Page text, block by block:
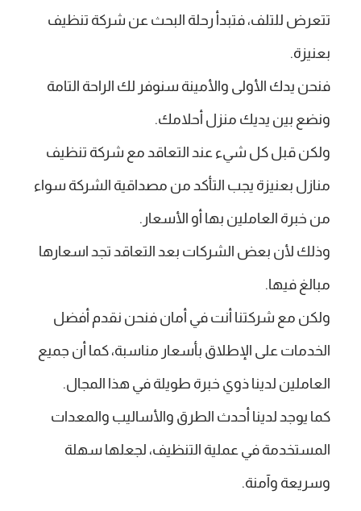
تتعرض للتلف، فتبدأ رحلة البحث عن شركة تنظيف
بعنيزة.
فنحن يدك الأولى والأمينة سنوفر لك الراحة التامة
ونضع بين يديك منزل أحلامك.
ولكن قبل كل شيء عند التعاقد مع شركة تنظيف
منازل بعنيزة يجب التأكد من مصداقية الشركة سواء
من خبرة العاملين بها أو الأسعار.
وذلك لأن بعض الشركات بعد التعاقد تجد اسعارها
مبالغ فيها.
ولكن مع شركتنا أنت في أمان فنحن نقدم أفضل
الخدمات على الإطلاق بأسعار مناسبة، كما أن جميع
العاملين لدينا ذوي خبرة طويلة في هذا المجال.
كما يوجد لدينا أحدث الطرق والأساليب والمعدات
المستخدمة في عملية التنظيف، لجعلها سهلة
وسريعة وآمنة.